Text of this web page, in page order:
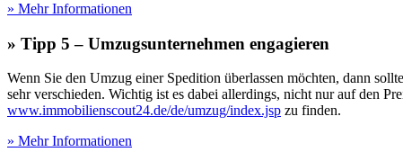
» Mehr Informationen
» Tipp 5 – Umzugsunternehmen engagieren
Wenn Sie den Umzug einer Spedition überlassen möchten, dann
sehr verschieden. Wichtig ist es dabei allerdings, nicht nur auf den
www.immobilienscout24.de/de/umzug/index.jsp zu finden.
» Mehr Informationen